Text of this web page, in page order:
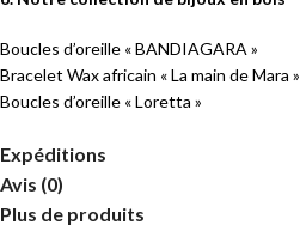
Boucles d’oreille « BANDIAGARA »
Bracelet Wax africain « La main de Mara »
Boucles d’oreille « Loretta »
Expéditions
Avis (0)
Plus de produits